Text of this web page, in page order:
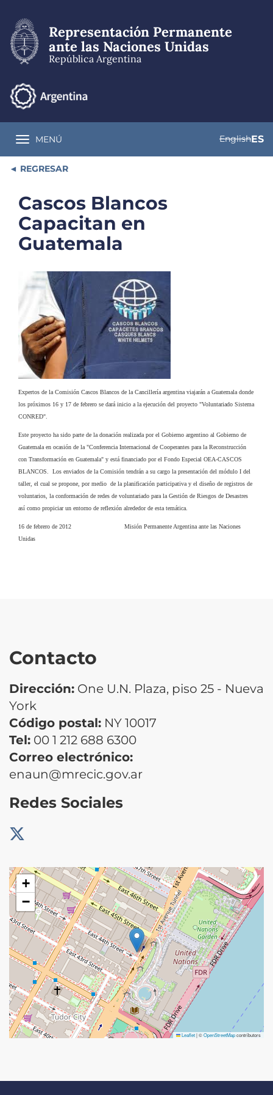
contenido
principal
Representación Permanente
ante las Naciones Unidas
República Argentina
Toggle navigation
MENÚ EnglishES
REGRESAR
Cascos Blancos
Capacitan en
Guatemala
Expertos de la Comisión Cascos Blancos de la Cancillería argentina viajarán a Guatemala donde
los próximos 16 y 17 de febrero se dará inicio a la ejecución del proyecto "Voluntariado Sistema
CONRED".
Este proyecto ha sido parte de la donación realizada por el Gobierno argentino al Gobierno de
Guatemala en ocasión de la "Conferencia Internacional de Cooperantes para la Reconstrucción
con Transformación en Guatemala" y está financiado por el Fondo Especial OEA-CASCOS
BLANCOS. Los enviados de la Comisión tendrán a su cargo la presentación del módulo I del
taller, el cual se propone, por medio de la planificación participativa y el diseño de registros de
voluntarios, la conformación de redes de voluntariado para la Gestión de Riesgos de Desastres
así como propiciar un entorno de reflexión alrededor de esta temática.
16 de febrero de 2012 Misión Permanente Argentina ante las Naciones
Unidas
Contacto
Dirección: One U.N. Plaza, piso 25 - Nueva
York
Código postal: NY 10017
Tel: 00 1 212 688 6300
Correo electrónico:
enaun@mrecic.gov.ar
Redes Sociales
+
−
Leaflet|©OpenStreetMapcontributors